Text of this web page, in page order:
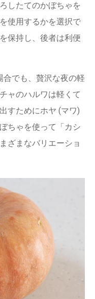
したてのかぼちゃを
使用するかを選択で
保持し、後者は利便
合でも、贅沢な夜の軽
ャのハルワは軽くて
すためにホヤ (マワ)
ちゃを使って「カシ
ざまなバリエーショ